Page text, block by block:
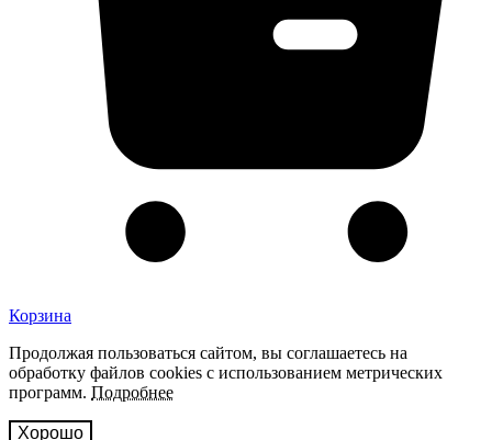
Корзина
Продолжая пользоваться сайтом, вы соглашаетесь на
обработку файлов cookies с использованием метрических
программ. Подробнее
Хорошо